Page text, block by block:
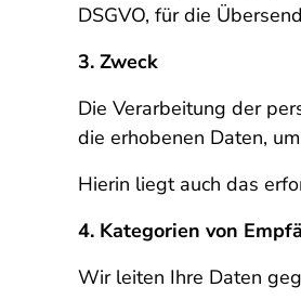
DSGVO, für die
3. Zweck
Die Verarbeitung der
die erhobenen Daten,
Hierin liegt auch das
4. Kategorien von
Wir leiten Ihre Daten